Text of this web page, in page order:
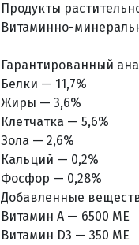
Продукты
Витаминно-
Гарантированный
Белки — 11,7%
Жиры — 3,6%
Клетчатка — 5,6%
Зола — 2,6%
Кальций — 0,2%
Фосфор — 0,28%
Добавленные
Витамин А — 6500 МЕ
Витамин D3 — 350 МЕ